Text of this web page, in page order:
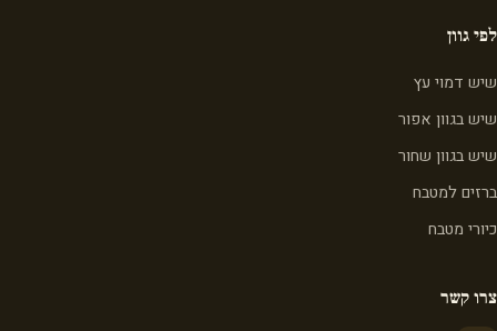
לפי גוון
שיש דמוי עץ
שיש בגוון אפור
שיש בגוון שחור
ברזים למטבח
כיורי מטבח
צרו קשר